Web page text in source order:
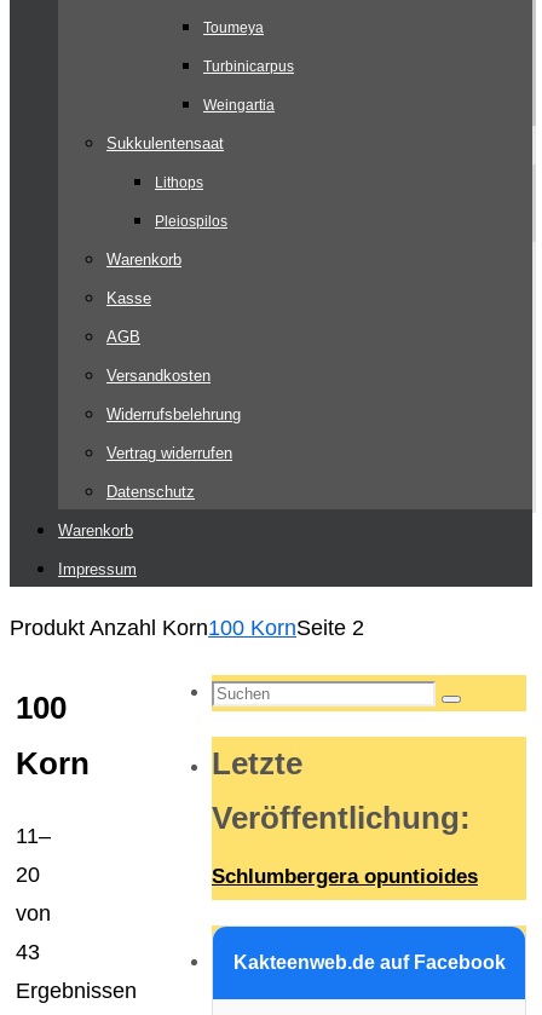
Toumeya
Turbinicarpus
Weingartia
Sukkulentensaat
Lithops
Pleiospilos
Warenkorb
Kasse
AGB
Versandkosten
Widerrufsbelehrung
Vertrag widerrufen
Datenschutz
Warenkorb
Impressum
Start
Produkt Anzahl Korn100 KornSeite 2
100
Korn
11–
20
von
43
Ergebnissen
Suchen
Suchen
Letzte
Veröffentlichung:
Schlumbergera opuntioides
Kakteenweb.de auf Facebook